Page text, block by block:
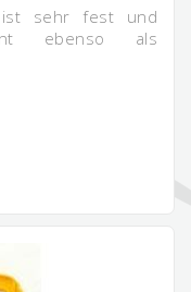
ist sehr fest und
ebenso als